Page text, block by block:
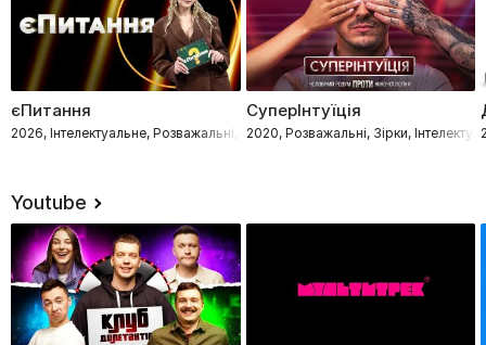
єПитання
2026, Інтелектуальне, Розважальні, Зірки
СуперІнтуїція
2020, Розважальні, Зірки,
Youtube